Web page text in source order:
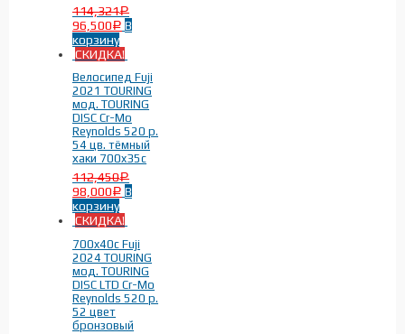
114,321Р
96,500 Р В
корзину
СКИДКА!
Велосипед Fuji
2021 TOURING
мод. TOURING
DISC Cr-Mo
Reynolds 520 р.
54 цв. тёмный
хаки 700x35c
112,450Р
98,000 Р В
корзину
СКИДКА!
700x40c Fuji
2024 TOURING
мод. TOURING
DISC LTD Cr-Mo
Reynolds 520 р.
52 цвет
бронзовый